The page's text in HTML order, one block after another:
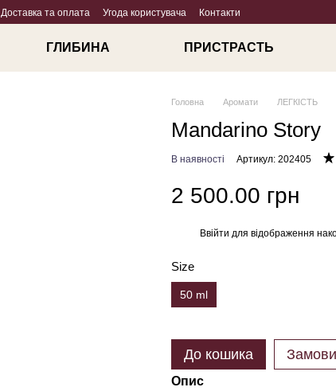
Доставка та оплата Угода користувача Контакти
ГЛИБИНА ПРИСТРАСТЬ
Головна Аромати ЛЕГКІСТЬ
Mandarino Story
В наявності Артикул: 202405
2 500.00 грн
Ввійти для відображення
Size
50 ml
До кошика
Опис